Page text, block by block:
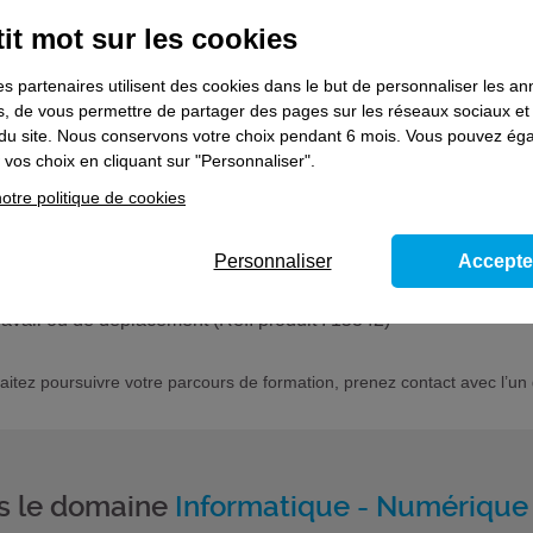
courtes suivantes :
des mesures de protection nécessaires, sécuriser les
d’ingénierie sociale (Réf. produit : 15343)
application, …) (Réf. produit : 15340)
ou de déplacement (Réf. produit : 15342)
poursuivre votre parcours de formation, prenez contact avec
le domaine Informatique - Numérique
mot sur les cookies
partenaires utilisent des cookies dans le but de personnaliser les
de vous permettre de partager des pages sur les réseaux sociaux
site. Nous conservons votre choix pendant 6 mois. Vous pouvez
choix en cliquant sur "Personnaliser".
politique de cookies
Personnaliser